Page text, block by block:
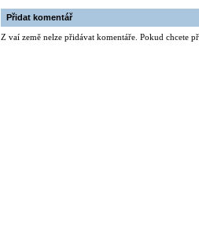
Přidat komentář
Z vaí země nelze přidávat komentáře. Pokud chcete